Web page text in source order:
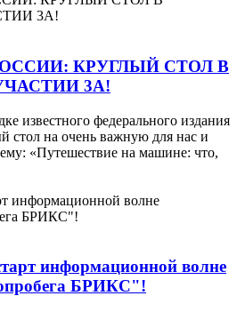
КРУГЛЫЙ СТОЛ В
3А!
известного федерального издания
стол на очень важную для нас и
«Путешествие на машине: что,
информационной волне
БРИКС"!